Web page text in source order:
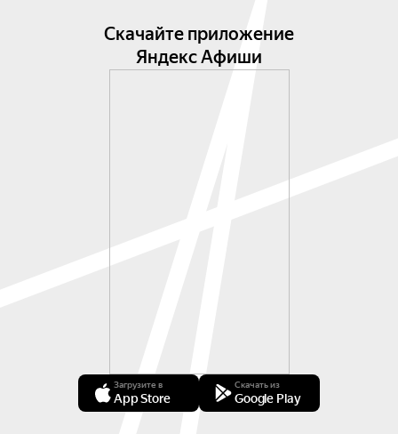
Скачайте приложение
Яндекс Афиши
Загрузите в
App Store
Скачать из
Google Play